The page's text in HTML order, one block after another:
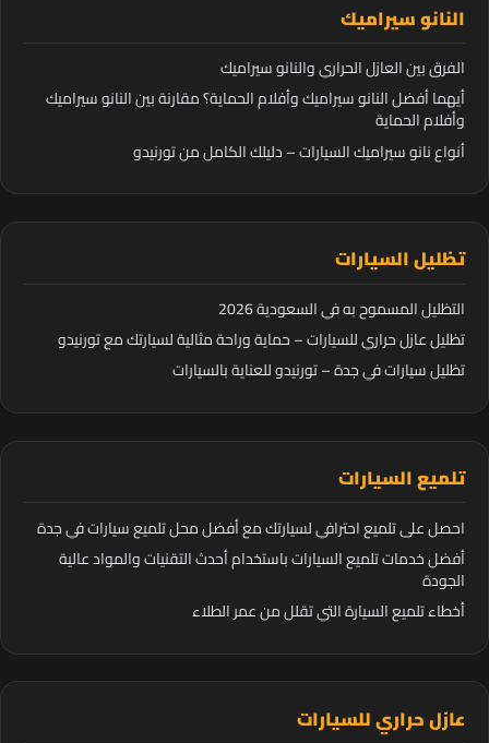
النانو سيراميك
الفرق بين العازل الحراري والنانو سيراميك
أيهما أفضل النانو سيراميك وأفلام الحماية؟ مقارنة بين النانو سيراميك
وأفلام الحماية
أنواع نانو سيراميك السيارات – دليلك الكامل من تورنيدو
تظليل السيارات
التظليل المسموح به في السعودية 2026
تظليل عازل حراري للسيارات – حماية وراحة مثالية لسيارتك مع تورنيدو
تظليل سيارات في جدة – تورنيدو للعناية بالسيارات
تلميع السيارات
احصل على تلميع احترافي لسيارتك مع أفضل محل تلميع سيارات في جدة
أفضل خدمات تلميع السيارات باستخدام أحدث التقنيات والمواد عالية
الجودة
أخطاء تلميع السيارة التي تقلل من عمر الطلاء
عازل حراري للسيارات